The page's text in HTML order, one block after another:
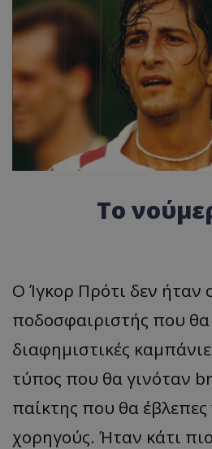
Το
Ο Ίγκορ Πρότι δεν ήταν
ποδοσφαιριστής που θα
διαφημιστικές
τύπος που θα γινόταν
παίκτης που θα
χορηγούς. Ήταν κάτι